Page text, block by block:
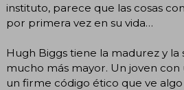
instituto, parece que las cosas
por primera vez en su vida…
Hugh Biggs tiene la madurez y la
mucho más mayor. Un joven
un firme código ético que ve algo